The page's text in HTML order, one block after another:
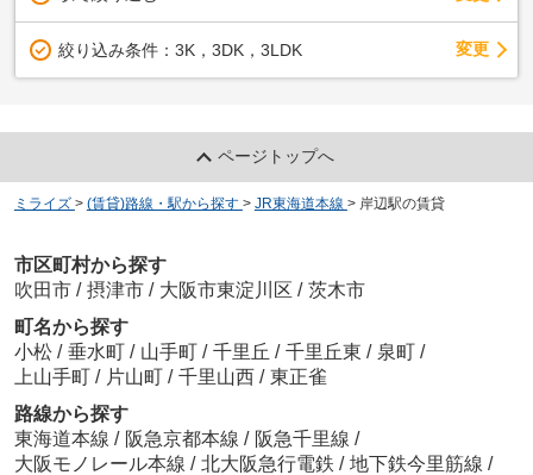
絞り込み条件： 3K，3DK，3LDK 変更
ページトップへ
ミライズ > (賃貸)路線・駅から探す > JR東海道本線 > 岸辺駅の賃貸
市区町村から探す
吹田市 / 摂津市 / 大阪市東淀川区 / 茨木市
町名から探す
小松 / 垂水町 / 山手町 / 千里丘 / 千里丘東 / 泉町 /
上山手町 / 片山町 / 千里山西 / 東正雀
路線から探す
東海道本線 / 阪急京都本線 / 阪急千里線 /
大阪モノレール本線 / 北大阪急行電鉄 / 地下鉄今里筋線 /